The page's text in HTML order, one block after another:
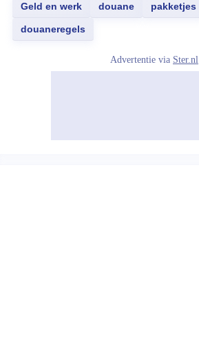
Geld en werk
douane pakketjes
douaneregels
Advertentie via Ster.nl